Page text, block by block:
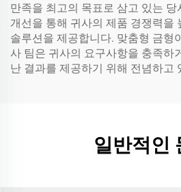
만족을 최고의 목표로 삼고 있는
개선을 통해 귀사의 제품 경쟁력을
솔루션을 제공합니다. 맞춤형 금형
사 팀은 귀사의 요구사항을 충족하
난 결과를 제공하기 위해 전념하고
일반적인